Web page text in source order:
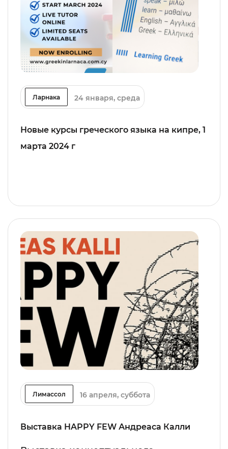
Ларнака 24 января, среда
Новые курсы греческого языка на кипре, 1
марта 2024 г
Лимассол 16 апреля, суббота
Выставка HAPPY FEW Андреаса Калли